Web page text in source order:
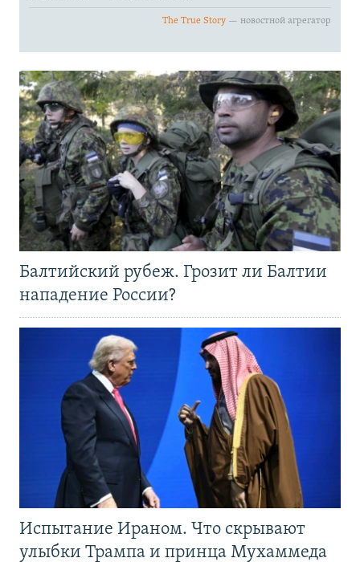
Балтийский рубеж. Грозит ли Балтии
нападение России?
Испытание Ираном. Что скрывают
улыбки Трампа и принца Мухаммеда